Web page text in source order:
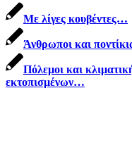
Με λίγες κουβέντες…
Άνθρωποι και
Πόλεμοι και
εκτοπισμένων…